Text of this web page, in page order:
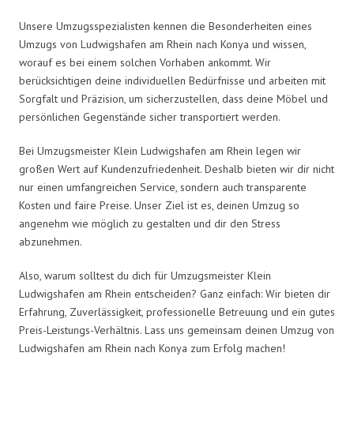
Unsere Umzugsspezialisten kennen die Besonderheiten eines
Umzugs von Ludwigshafen am Rhein nach Konya und wissen,
worauf es bei einem solchen Vorhaben ankommt. Wir
berücksichtigen deine individuellen Bedürfnisse und arbeiten mit
Sorgfalt und Präzision, um sicherzustellen, dass deine Möbel und
persönlichen Gegenstände sicher transportiert werden.
Bei Umzugsmeister Klein Ludwigshafen am Rhein legen wir
großen Wert auf Kundenzufriedenheit. Deshalb bieten wir dir nicht
nur einen umfangreichen Service, sondern auch transparente
Kosten und faire Preise. Unser Ziel ist es, deinen Umzug so
angenehm wie möglich zu gestalten und dir den Stress
abzunehmen.
Also, warum solltest du dich für Umzugsmeister Klein
Ludwigshafen am Rhein entscheiden? Ganz einfach: Wir bieten dir
Erfahrung, Zuverlässigkeit, professionelle Betreuung und ein gutes
Preis-Leistungs-Verhältnis. Lass uns gemeinsam deinen Umzug von
Ludwigshafen am Rhein nach Konya zum Erfolg machen!